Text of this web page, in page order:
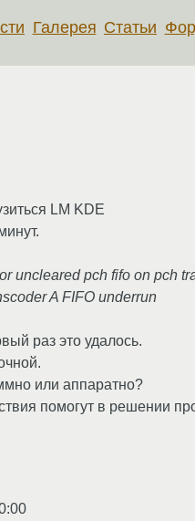
Галерея Статьи
LM KDE
uncleared pch fifo on pch
A FIFO underrun
раз это удалось.
или аппаратно?
помогут в решении